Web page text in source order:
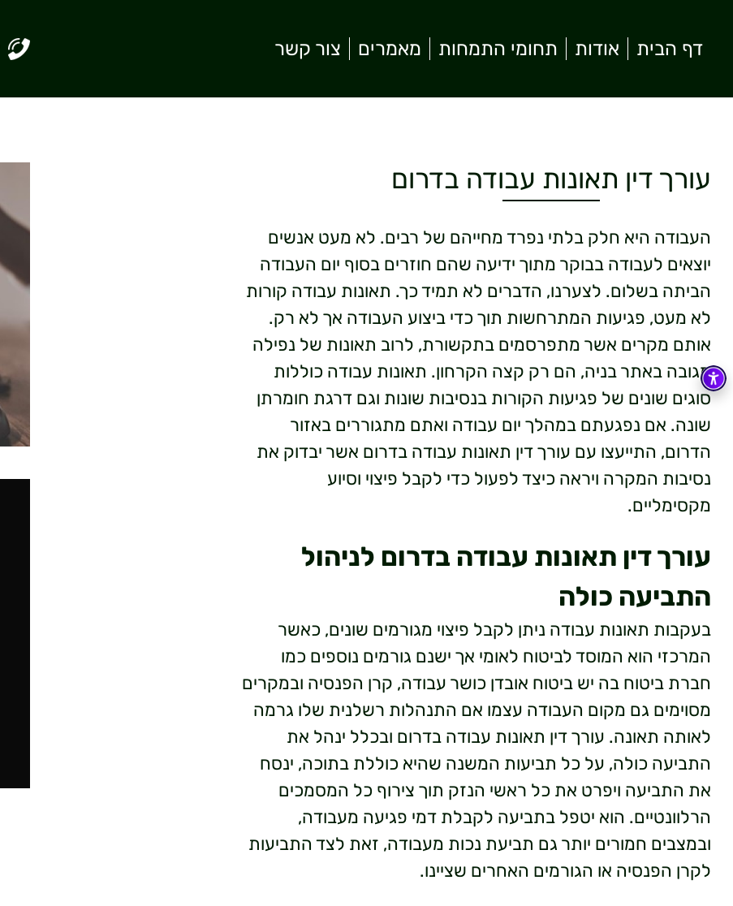
דף הבית אודות תחומי התמחות מאמרים צור קשר
עורך דין תאונות עבודה בדרום
העבודה היא חלק בלתי נפרד מחייהם של רבים. לא מעט אנשים
יוצאים לעבודה בבוקר מתוך ידיעה שהם חוזרים בסוף יום העבודה
הביתה בשלום. לצערנו, הדברים לא תמיד כך. תאונות עבודה קורות
לא מעט, פגיעות המתרחשות תוך כדי ביצוע העבודה אך לא רק.
אותם מקרים אשר מתפרסמים בתקשורת, לרוב תאונות של נפילה
מגובה באתר בניה, הם רק קצה הקרחון. תאונות עבודה כוללות
סוגים שונים של פגיעות הקורות בנסיבות שונות וגם דרגת חומרתן
שונה. אם נפגעתם במהלך יום עבודה ואתם מתגוררים באזור
הדרום, התייעצו עם עורך דין תאונות עבודה בדרום אשר יבדוק את
נסיבות המקרה ויראה כיצד לפעול כדי לקבל פיצוי וסיוע
מקסימליים.
עורך דין תאונות עבודה בדרום לניהול
התביעה כולה
בעקבות תאונות עבודה ניתן לקבל פיצוי מגורמים שונים, כאשר
המרכזי הוא המוסד לביטוח לאומי אך ישנם גורמים נוספים כמו
חברת ביטוח בה יש ביטוח אובדן כושר עבודה, קרן הפנסיה ובמקרים
מסוימים גם מקום העבודה עצמו אם התנהלות רשלנית שלו גרמה
לאותה תאונה. עורך דין תאונות עבודה בדרום ובכלל ינהל את
התביעה כולה, על כל תביעות המשנה שהיא כוללת בתוכה, ינסח
את התביעה ויפרט את כל ראשי הנזק תוך צירוף כל המסמכים
הרלוונטיים. הוא יטפל בתביעה לקבלת דמי פגיעה מעבודה,
ובמצבים חמורים יותר גם תביעת נכות מעבודה, זאת לצד התביעות
לקרן הפנסיה או הגורמים האחרים שציינו.